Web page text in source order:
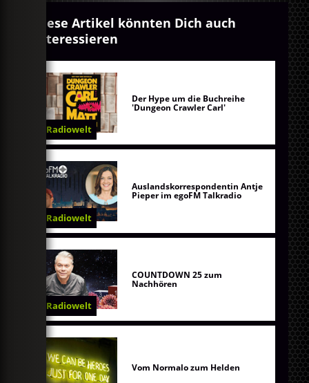
Diese Artikel könnten Dich auch
interessieren
Radiowelt
Der Hype um die Buchreihe
'Dungeon Crawler Carl'
Radiowelt
Auslandskorrespondentin Antje
Pieper im egoFM Talkradio
Radiowelt
COUNTDOWN 25 zum
Nachhören
Vom Normalo zum Helden